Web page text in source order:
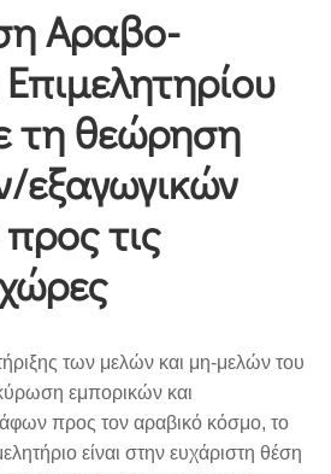
Αραβο-
τη θεώρηση
εξαγωγικών
τις
των μελών και μη-μελών του
εμπορικών και
προς τον αραβικό κόσμο, το
είναι στην ευχάριστη θέση